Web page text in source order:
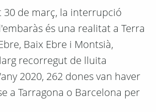
30 de març, la interrupció
és una realitat a Terra
Baix Ebre i Montsià,
recorregut de lluita
2020, 262 dones van haver
a Tarragona o Barcelona per